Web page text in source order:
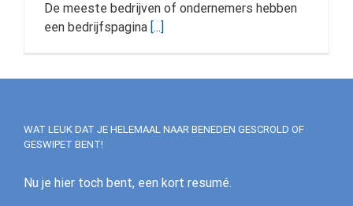
De meeste bedrijven of ondernemers hebben
een bedrijfspagina [...]
WAT LEUK DAT JE HELEMAAL NAAR BENEDEN GESCROLD OF
GESWIPET BENT!
Nu je hier toch bent, een kort resumé.